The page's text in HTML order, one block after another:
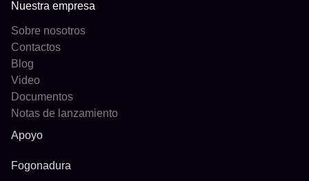
Nuestra empresa
Sobre nosotros
Contactos
Blog
Video
Documentos
Notas de lanzamiento
Apoyo
Fogonadura